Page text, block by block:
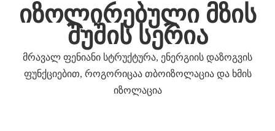
იზოლირებული მზის
შუშის სერია
მრავალ ფენიანი სტრუქტურა, ენერგიის დაზოგვის
ფუნქციებით, როგორიცაა თბოიზოლაცია და ხმის
იზოლაცია